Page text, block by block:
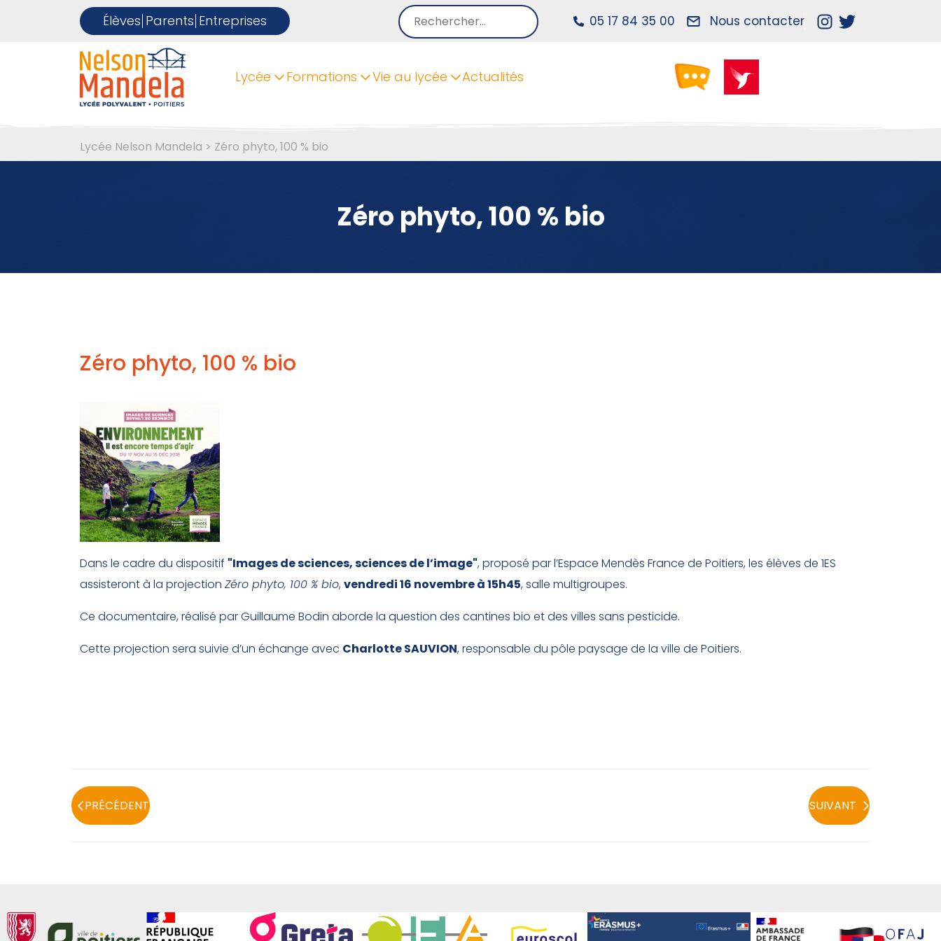
Élèves Parents Entreprises Rechercher :
05 17 84 35 00 Nous contacter
Lycée Formations Vie au lycée Actualités
Lycée Nelson Mandela > Zéro phyto, 100 % bio
Zéro phyto, 100 % bio
Zéro phyto, 100 % bio
Dans le cadre du dispositif "Images de sciences, sciences de l’image", proposé par l’Espace Mendès France de Poitiers, les élèves de 1ES
assisteront à la projection Zéro phyto, 100 % bio,vendredi 16 novembre à 15h45, salle multigroupes.
Ce documentaire, réalisé par Guillaume Bodin aborde la question des cantines bio et des villes sans pesticide.
Cette projection sera suivie d’un échange avec Charlotte SAUVION, responsable du pôle paysage de la ville de Poitiers.
PRÉCÉDENT SUIVANT